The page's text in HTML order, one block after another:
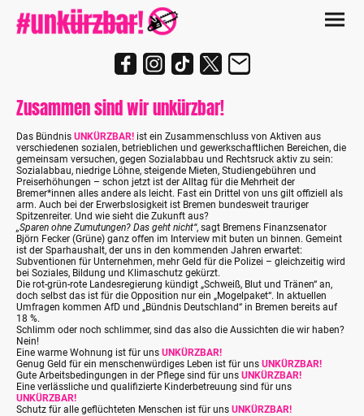
Zusammen sind wir unkürzbar!
Das Bündnis UNKÜRZBAR! ist ein Zusammenschluss von Aktiven aus
verschiedenen sozialen, betrieblichen und gewerkschaftlichen Bereichen, die
gemeinsam versuchen, gegen Sozialabbau und Rechtsruck aktiv zu sein:
Sozialabbau, niedrige Löhne, steigende Mieten, Studiengebühren und
Preiserhöhungen – schon jetzt ist der Alltag für die Mehrheit der
Bremer*innen alles andere als leicht. Fast ein Drittel von uns gilt offiziell als
arm. Auch bei der Erwerbslosigkeit ist Bremen bundesweit trauriger
Spitzenreiter. Und wie sieht die Zukunft aus?
„Sparen ohne Zumutungen? Das geht nicht“, sagt Bremens Finanzsenator
Björn Fecker (Grüne) ganz offen im Interview mit buten un binnen. Gemeint
ist der Sparhaushalt, der uns in den kommenden Jahren erwartet:
Subventionen für Unternehmen, mehr Geld für die Polizei – gleichzeitig wird
bei Soziales, Bildung und Klimaschutz gekürzt.
Die rot-grün-rote Landesregierung kündigt „Schweiß, Blut und Tränen“ an,
doch selbst das ist für die Opposition nur ein „Mogelpaket“. In aktuellen
Umfragen kommen AfD und „Bündnis Deutschland“ in Bremen bereits auf
18 %.
Schlimm oder noch schlimmer, sind das also die Aussichten die wir haben?
Nein!
Eine warme Wohnung ist für uns UNKÜRZBAR!
Genug Geld für ein menschenwürdiges Leben ist für uns UNKÜRZBAR!
Gute Arbeitsbedingungen in der Pflege sind für uns UNKÜRZBAR!
Eine verlässliche und qualifizierte Kinderbetreuung sind für uns
UNKÜRZBAR!
Schutz für alle geflüchteten Menschen ist für uns UNKÜRZBAR!